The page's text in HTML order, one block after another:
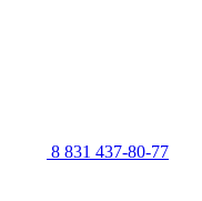
8 831 437-80-77